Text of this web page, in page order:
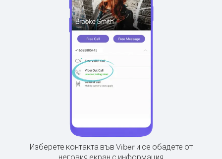
Изберете контакта във Viber и се обадете от
неговия екран с информация